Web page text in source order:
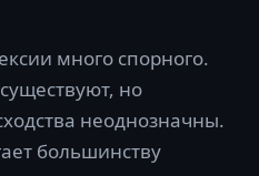
много спорного.
но
неоднозначны.
большинству